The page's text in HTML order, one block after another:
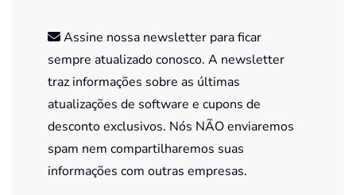
Assine nossa newsletter para ficar
sempre atualizado conosco. A newsletter
traz informações sobre as últimas
atualizações de software e cupons de
desconto exclusivos. Nós NÃO enviaremos
spam nem compartilharemos suas
informações com outras empresas.